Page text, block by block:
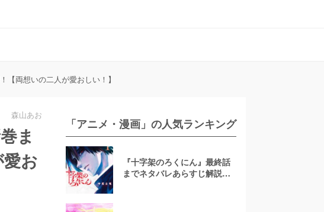
両想いの二人が愛おしい！】
森山あお
ま
お
「アニメ・漫画」の人気ランキング
『十字架のろくにん』最終話
までネタバレあらすじ解説！